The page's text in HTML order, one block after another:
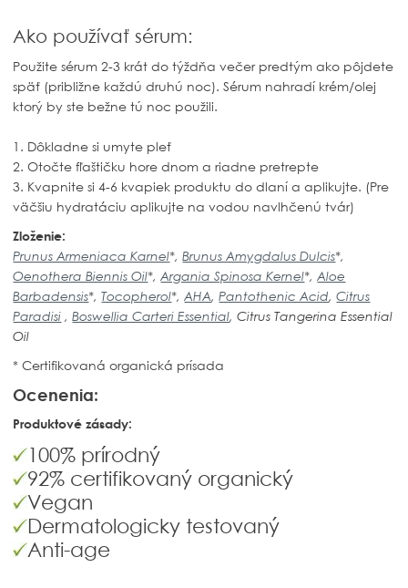
Ako používať sérum:
Použite sérum 2-3 krát do týždňa večer predtým ako pôjdete
späť (približne každú druhú noc). Sérum nahradí krém/olej
ktorý by ste bežne tú noc použili.
1. Dôkladne si umyte pleť
2. Otočte fľaštičku hore dnom a riadne pretrepte
3. Kvapnite si 4-6 kvapiek produktu do dlaní a aplikujte. (Pre
väčšiu hydratáciu aplikujte na vodou navlhčenú tvár)
Zloženie:
Prunus Armeniaca Karnel*,Brunus Amygdalus Dulcis*,
Oenothera Biennis Oil*,Argania Spinosa Kernel*,Aloe
Barbadensis*,Tocopherol*,AHA,Pantothenic Acid,Citrus
Paradisi ,Boswellia Carteri Essential, Citrus Tangerina Essential
Oil
* Certifikovaná organická prísada
Ocenenia:
Produktové zásady:
100% prírodný
92% certifikovaný organický
Vegan
Dermatologicky testovaný
Anti-age